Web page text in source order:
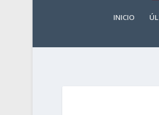
INICIO